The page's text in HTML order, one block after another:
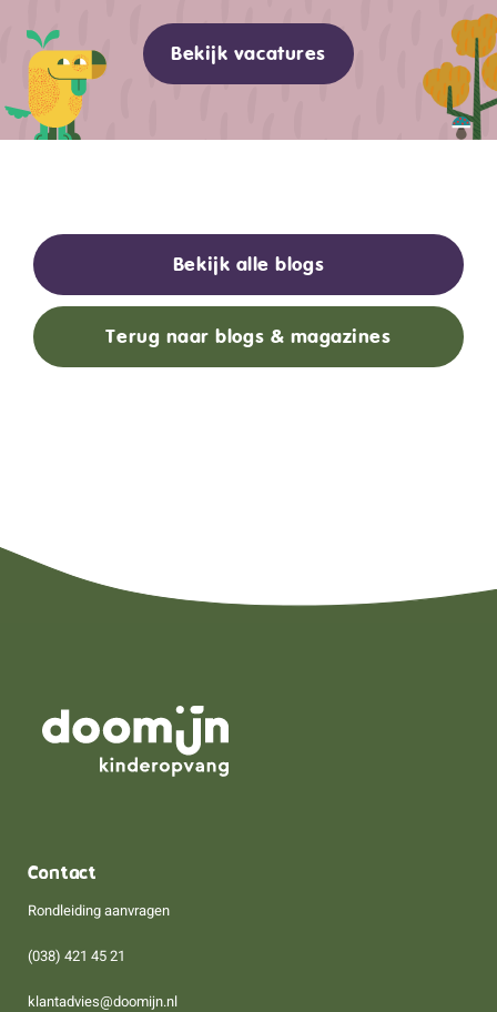
Bekijk vacatures
Terug naar blogs & magazines
Bekijk alle blogs
Contact
Rondleiding aanvragen
(038) 421 45 21
klantadvies@doomijn.nl